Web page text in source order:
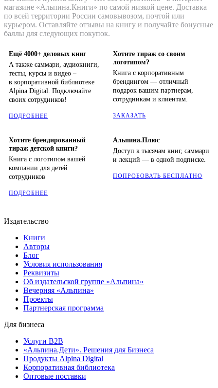
магазине «Альпина.Книги» по самой низкой цене. Доставка
по всей территории России самовывозом, почтой или
курьером. Оставляйте отзывы на книгу и получайте бонусные
баллы для следующих покупок.
Ещё 4000+ деловых книг
А также саммари, аудиокниги,
тесты, курсы и видео –
в корпоративной библиотеке
Alpina Digital. Подключайте
своих сотрудников!
ПОДРОБНЕЕ
Хотите тираж со своим
логотипом?
Книга с корпоративным
брендингом — отличный
подарок вашим партнерам,
сотрудникам и клиентам.
ЗАКАЗАТЬ
Хотите брендированный
тираж детской книги?
Книга с логотипом вашей
компании для детей
сотрудников
ПОДРОБНЕЕ
Альпина.Плюс
Доступ к тысячам книг, саммари
и лекций — в одной подписке.
ПОПРОБОВАТЬ БЕСПЛАТНО
Издательство
Книги
Авторы
Блог
Условия использования
Реквизиты
Об издательской группе «Альпина»
Вечерняя «Альпина»
Проекты
Партнерская программа
Для бизнеса
Услуги B2B
«Альпина.Дети». Решения для Бизнеса
Продукты Alpina Digital
Корпоративная библиотека
Оптовые поставки